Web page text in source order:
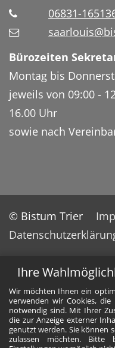
Ihre
Wir möchten Ihnen ein
verwenden wir Cookies,
notwendig sind. Mit Ihrer
die zur Anzeige externer
genutzt werden. Sie können
zulassen möchten. Bitte
06831-
Bürozeiten
Montag bis
jeweils von 09:00 -
16.00 Uhr
sowie nach
© Bistum Trier